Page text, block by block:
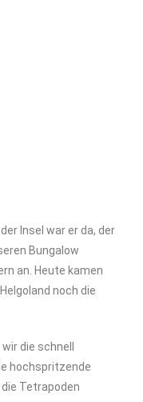
Insel war er da, der
Bungalow
an. Heute kamen
noch die
die schnell
hochspritzende
Tetrapoden